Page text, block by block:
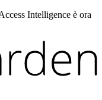
Intelligence è ora